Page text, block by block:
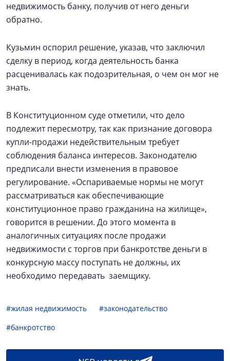
недвижимость банку, получив от него деньги
обратно.
Кузьмин оспорил решение, указав, что заключил
сделку в период, когда деятельность банка
расценивалась как подозрительная, о чем он мог не
знать.
В Конституционном суде отметили, что дело
подлежит пересмотру, так как признание договора
купли-продажи недействительным требует
соблюдения баланса интересов. Законодателю
предписали внести изменения в правовое
регулирование. «Оспариваемые нормы не могут
рассматриваться как обеспечивающие
конституционное право гражданина на жилище»,
говорится в решении. До этого момента в
аналогичных ситуациях после продажи
недвижимости с торгов при банкротстве деньги в
конкурсную массу поступать не должны, их
необходимо передавать заемщику.
#жилая недвижимость
#законодательство
#банкротство